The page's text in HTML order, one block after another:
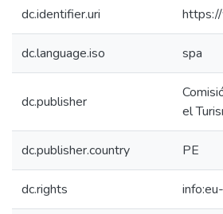
dc.identifier.uri
dc.language.iso spa
dc.publisher
el
dc.publisher.country PE
dc.rights